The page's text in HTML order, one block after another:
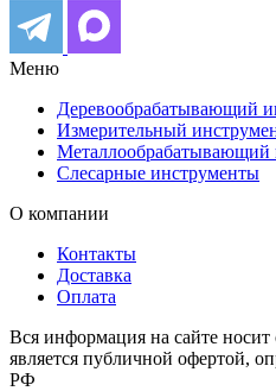
Меню
Деревообрабатывающий
Измерительный
Металлообрабатывающий
Слесарные инструменты
О компании
Контакты
Доставка
Оплата
Вся информация на сайте
является публичной офертой,
РФ